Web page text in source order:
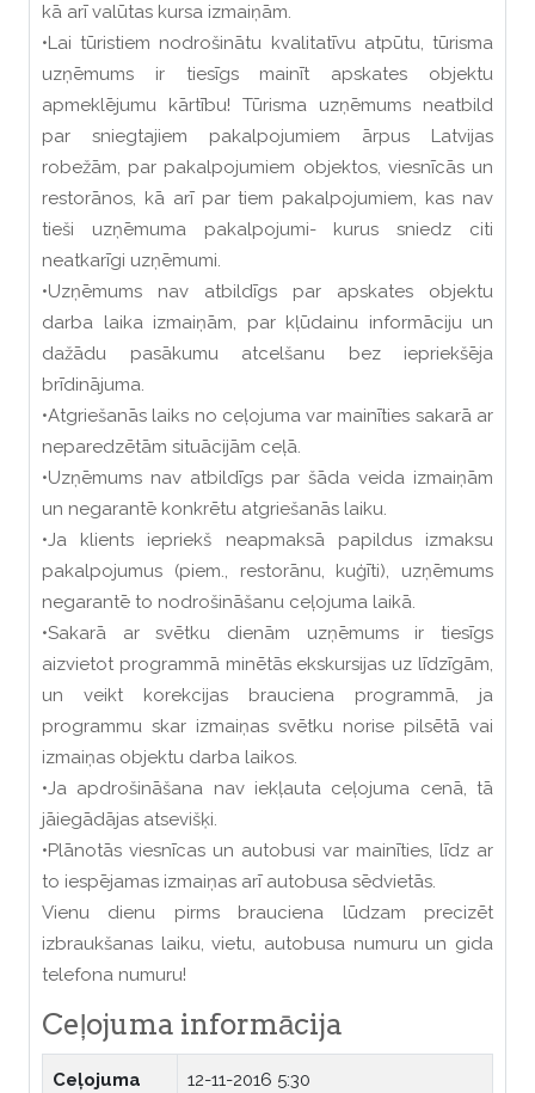
kā arī valūtas kursa izmaiņām.
•Lai tūristiem nodrošinātu kvalitatīvu atpūtu, tūrisma
uzņēmums ir tiesīgs mainīt apskates objektu
apmeklējumu kārtību! Tūrisma uzņēmums neatbild
par sniegtajiem pakalpojumiem ārpus Latvijas
robežām, par pakalpojumiem objektos, viesnīcās un
restorānos, kā arī par tiem pakalpojumiem, kas nav
tieši uzņēmuma pakalpojumi- kurus sniedz citi
neatkarīgi uzņēmumi.
•Uzņēmums nav atbildīgs par apskates objektu
darba laika izmaiņām, par kļūdainu informāciju un
dažādu pasākumu atcelšanu bez iepriekšēja
brīdinājuma.
•Atgriešanās laiks no ceļojuma var mainīties sakarā ar
neparedzētām situācijām ceļā.
•Uzņēmums nav atbildīgs par šāda veida izmaiņām
un negarantē konkrētu atgriešanās laiku.
•Ja klients iepriekš neapmaksā papildus izmaksu
pakalpojumus (piem., restorānu, kuģīti), uzņēmums
negarantē to nodrošināšanu ceļojuma laikā.
•Sakarā ar svētku dienām uzņēmums ir tiesīgs
aizvietot programmā minētās ekskursijas uz līdzīgām,
un veikt korekcijas brauciena programmā, ja
programmu skar izmaiņas svētku norise pilsētā vai
izmaiņas objektu darba laikos.
•Ja apdrošināšana nav iekļauta ceļojuma cenā, tā
jāiegādājas atsevišķi.
•Plānotās viesnīcas un autobusi var mainīties, līdz ar
to iespējamas izmaiņas arī autobusa sēdvietās.
Vienu dienu pirms brauciena lūdzam precizēt
izbraukšanas laiku, vietu, autobusa numuru un gida
telefona numuru!
Ceļojuma informācija
Ceļojuma
12-11-2016 5:30